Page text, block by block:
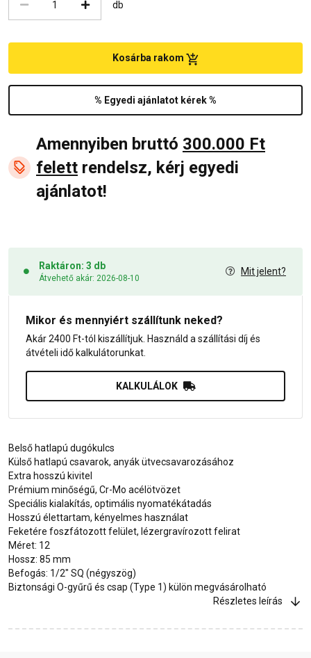
db
% Egyedi ajánlatot kérek %
Kosárba rakom
Amennyiben bruttó 300.000 Ft
felett rendelsz, kérj egyedi
ajánlatot!
Raktáron: 3 db
Átvehető akár: 2026-08-10
Mit jelent?
Mikor és mennyiért szállítunk neked?
Akár 2400 Ft-tól kiszállítjuk. Használd a szállítási díj és
átvételi idő kalkulátorunkat.
KALKULÁLOK
Belső hatlapú dugókulcs
Külső hatlapú csavarok, anyák ütvecsavarozásához
Extra hosszú kivitel
Prémium minőségű, Cr-Mo acélötvözet
Speciális kialakítás, optimális nyomatékátadás
Hosszú élettartam, kényelmes használat
Feketére foszfátozott felület, lézergravírozott felirat
Méret: 12
Hossz: 85 mm
Befogás: 1/2" SQ (négyszög)
Biztonsági O-gyűrű és csap (Type 1) külön megvásárolható
Részletes leírás